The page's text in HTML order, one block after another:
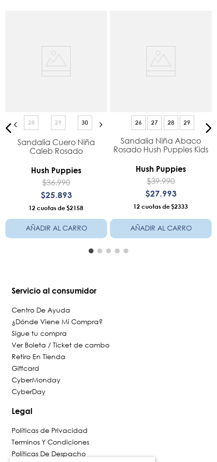
28 29 30
Sandalia Cuero Niña
Caleb Rosado
Hush Puppies
$36.990
$25.893
12 $2158
AÑADIR AL CARRO
26 27 28 29
Sandalia Niña Abaco
Rosado Hush Puppies Kids
Hush Puppies
$39.990
$27.993
12 $2333
AÑADIR AL CARRO
Servicio al consumidor
Centro De Ayuda
¿Dónde Viene Mi Compra?
Sigue tu compra
Ver Boleta / Ticket de cambo
Retiro En Tienda
Giftcard
CyberMonday
CyberDay
Legal
Políticas de Privacidad
Terminos Y Condiciones
Políticas De Despacho